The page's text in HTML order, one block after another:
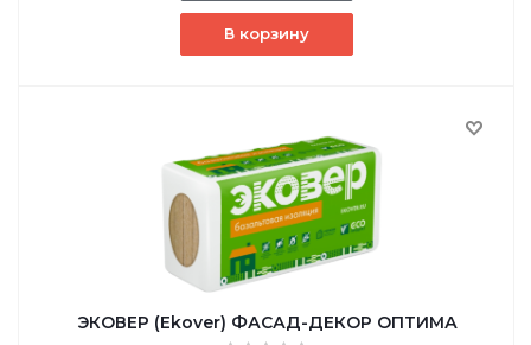
В корзину
ЭКОВЕР (Ekover) ФАСАД-ДЕКОР ОПТИМА